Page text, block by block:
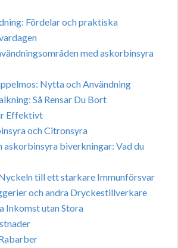
Fördelar och praktiska
med askorbinsyra
Nytta och Användning
Så Rensar Du Bort
Effektivt
och Citronsyra
askorbinsyra biverkningar: Vad du
till ett starkare Immunförsvar
och andra Dryckestillverkare
Inkomst utan Stora